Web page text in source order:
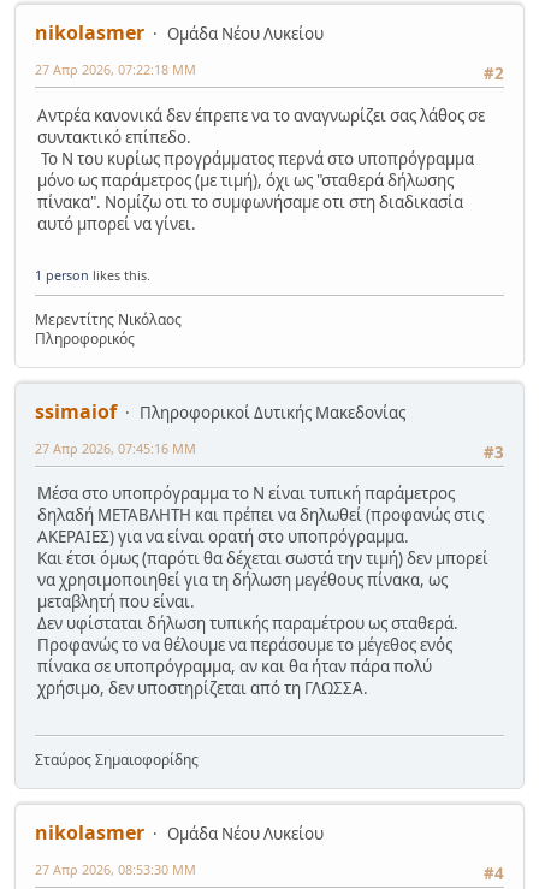
nikolasmer
Ομάδα Νέου Λυκείου
#2
27 Απρ 2026, 07:22:18 ΜΜ
Αντρέα κανονικά δεν έπρεπε να το αναγνωρίζει σας λάθος σε
συντακτικό επίπεδο.
Το Ν του κυρίως προγράμματος περνά στο υποπρόγραμμα
μόνο ως παράμετρος (με τιμή), όχι ως "σταθερά δήλωσης
πίνακα". Νομίζω οτι το συμφωνήσαμε οτι στη διαδικασία
αυτό μπορεί να γίνει.
1 person likes this.
Μερεντίτης Νικόλαος
Πληροφορικός
ssimaiof
Πληροφορικοί Δυτικής Μακεδονίας
#3
27 Απρ 2026, 07:45:16 ΜΜ
Μέσα στο υποπρόγραμμα το Ν είναι τυπική παράμετρος
δηλαδή ΜΕΤΑΒΛΗΤΗ και πρέπει να δηλωθεί (προφανώς στις
ΑΚΕΡΑΙΕΣ) για να είναι ορατή στο υποπρόγραμμα.
Και έτσι όμως (παρότι θα δέχεται σωστά την τιμή) δεν μπορεί
να χρησιμοποιηθεί για τη δήλωση μεγέθους πίνακα, ως
μεταβλητή που είναι.
Δεν υφίσταται δήλωση τυπικής παραμέτρου ως σταθερά.
Προφανώς το να θέλουμε να περάσουμε το μέγεθος ενός
πίνακα σε υποπρόγραμμα, αν και θα ήταν πάρα πολύ
χρήσιμο, δεν υποστηρίζεται από τη ΓΛΩΣΣΑ.
Σταύρος Σημαιοφορίδης
nikolasmer
Ομάδα Νέου Λυκείου
#4
27 Απρ 2026, 08:53:30 ΜΜ